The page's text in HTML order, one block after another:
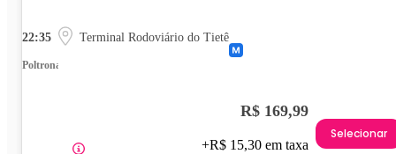
22:35 Terminal Rodoviário do Tietê
Poltrona
R$ 169,99
+R$ 15,30 em taxa
Selecionar